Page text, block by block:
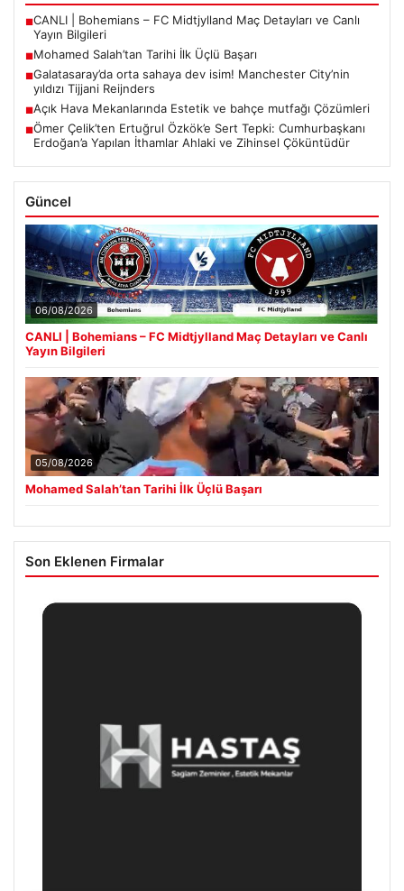
■CANLI | Bohemians – FC Midtjylland Maç Detayları ve Canlı
Yayın Bilgileri
■Mohamed Salah’tan Tarihi İlk Üçlü Başarı
■Galatasaray’da orta sahaya dev isim! Manchester City’nin
yıldızı Tijjani Reijnders
■Açık Hava Mekanlarında Estetik ve bahçe mutfağı Çözümleri
■Ömer Çelik’ten Ertuğrul Özkök’e Sert Tepki: Cumhurbaşkanı
Erdoğan’a Yapılan İthamlar Ahlaki ve Zihinsel Çöküntüdür
Güncel
06/08/2026
CANLI | Bohemians – FC Midtjylland Maç Detayları ve Canlı
Yayın Bilgileri
05/08/2026
Mohamed Salah’tan Tarihi İlk Üçlü Başarı
Son Eklenen Firmalar